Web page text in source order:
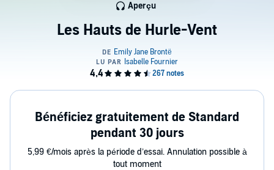
Les Hauts de Hurle-Vent
Aperçu
Bénéficiez gratuitement de Standard
pendant 30 jours
5,99 €/mois après la période d’essai. Annulation possible à
tout moment